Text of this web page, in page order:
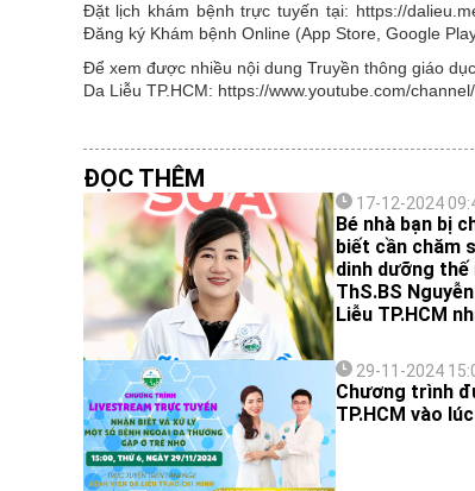
Đặt lịch khám bệnh trực tuyến tại: https://
Đăng ký Khám bệnh Online (App Store, Google
Để xem được nhiều nội dung Truyền thông giáo
Da Liễu TP.HCM: https://www.youtube.com/
ĐỌC THÊM
17-12-2024
Bé nhà bạn bị
biết cần chăm
dinh dưỡng thế
ThS.BS
Liễu TP.HCM
29-11-2024
Chương trình
TP.HCM vào